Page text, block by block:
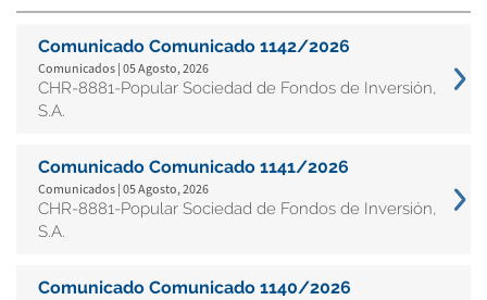
Comunicado Comunicado 1142/2026
Comunicados | 05 Agosto, 2026
CHR-8881-Popular Sociedad de Fondos de Inversión,
S.A.
Comunicado Comunicado 1141/2026
Comunicados | 05 Agosto, 2026
CHR-8881-Popular Sociedad de Fondos de Inversión,
S.A.
Comunicado Comunicado 1140/2026